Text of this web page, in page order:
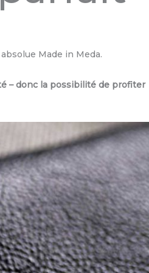
Made in Meda.
– donc la possibilité de profiter